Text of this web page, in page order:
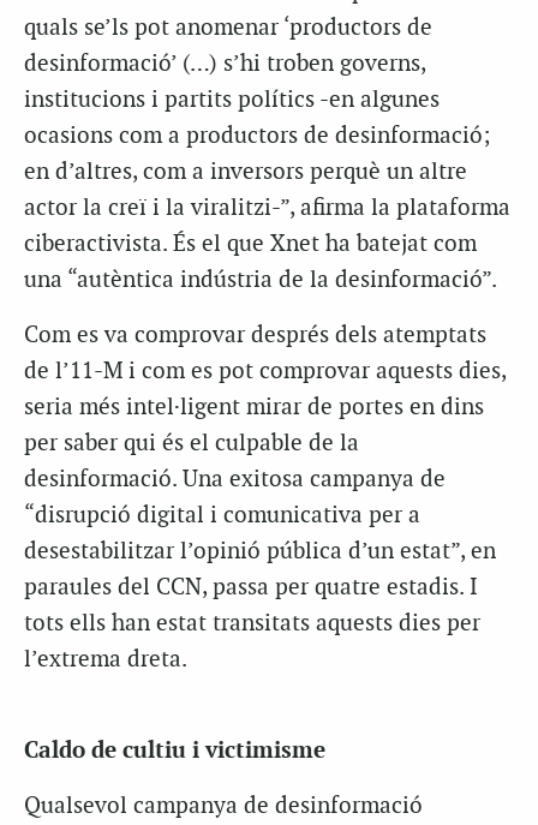
quals se’ls pot anomenar ‘productors de
desinformació’ (…) s’hi troben governs,
institucions i partits polítics -en algunes
ocasions com a productors de desinformació;
en d’altres, com a inversors perquè un altre
actor la creï i la viralitzi-”, afirma la plataforma
ciberactivista. És el que Xnet ha batejat com
una “autèntica indústria de la desinformació”.
Com es va comprovar després dels atemptats
de l’11-M i com es pot comprovar aquests dies,
seria més intel·ligent mirar de portes en dins
per saber qui és el culpable de la
desinformació. Una exitosa campanya de
“disrupció digital i comunicativa per a
desestabilitzar l’opinió pública d’un estat”, en
paraules del CCN, passa per quatre estadis. I
tots ells han estat transitats aquests dies per
l’extrema dreta.
Caldo de cultiu i victimisme
Qualsevol campanya de desinformació